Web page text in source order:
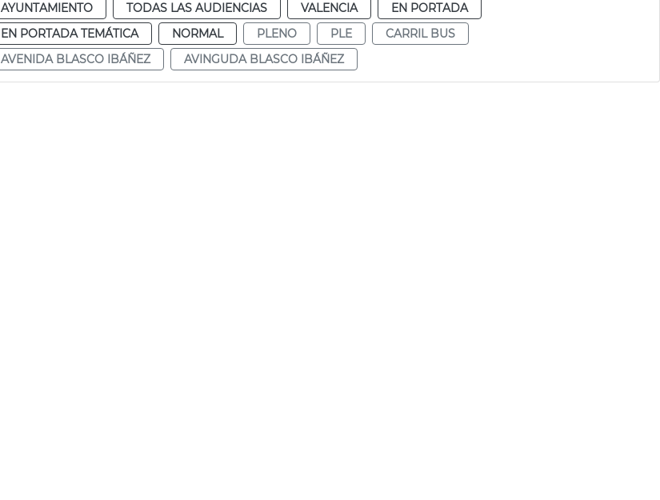
AYUNTAMIENTO TODAS LAS AUDIENCIAS VALENCIA
EN PORTADA
EN PORTADA TEMÁTICA
NORMAL PLENO PLE
CARRIL BUS
AVENIDA BLASCO IBÁÑEZ
AVINGUDA BLASCO IBÁÑEZ